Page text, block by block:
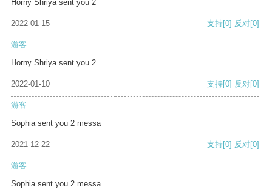
Horny Shriya sent you 2
2022-01-15 支持[0] 反对[0]
游客
Horny Shriya sent you 2
2022-01-10 支持[0] 反对[0]
游客
Sophia sent you 2 messa
2021-12-22 支持[0] 反对[0]
游客
Sophia sent you 2 messa